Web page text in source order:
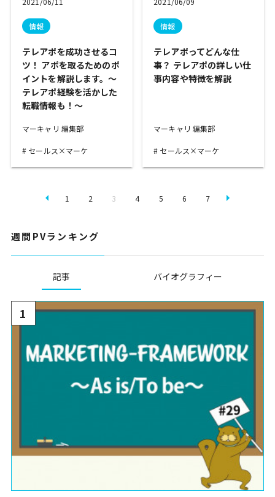
週間PVランキング
記事 バイオグラフィー
1
情報
テレアポを成功させるコ
ツ！ アポを取るためのポ
イントを解説します。～
テレアポ経験を活かした
転職情報も！～
マーキャリ 編集部
セールス×マーケ
情報
テレアポってどんな仕
事？ テレアポの詳しい仕
事内容や特徴を解説
マーキャリ 編集部
セールス×マーケ
1 2 3 4 5 6 7